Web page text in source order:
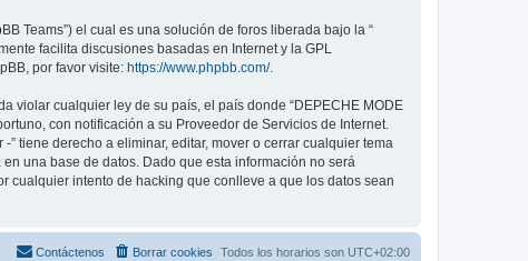
Teams”) el cual es una solución de foros liberada bajo la “
facilita discusiones basadas en Internet y la GPL
por favor visite: https://www.phpbb.com/.
violar cualquier ley de su país, el país donde “DEPECHE MODE
con notificación a su Proveedor de Servicios de Internet.
tiene derecho a eliminar, editar, mover o cerrar cualquier tema
una base de datos. Dado que esta información no será
cualquier intento de hacking que conlleve a que los datos sean
Todos los horarios son UTC+02:00
Borrar cookies
Contáctenos